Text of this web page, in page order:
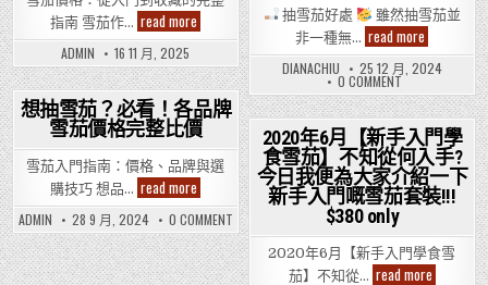
指南 雪茄作… read more
茄
價
格
ADMIN 16 11 月, 2025
抽雪茄好處
雖然抽雪茄並
非一種無… read more
雪
茄
的
壞
處|
抽
雪
茄
會
上
癮
嗎|
茄
怎
麼
抽|
DIANACHIU 25 12 月, 2024
0 COMMENTON
抽
雪
茄
的
壞
處|
抽
雪
茄
會
癮
嗎|
雪
茄
Posted
in
想抽雪茄？必看！各品牌
雪茄價格完整比價
雪茄入門指南：價格、品牌與選
購技巧 想品… read more
抽
雪
茄？
必
看！
各
ADMIN 28 9 月, 2024 0 COMMENTON
想
抽
雪
茄？
Posted
in
2020年6月【新手入門學
食雪茄】不知從何入手?
今日我便為大家介紹一下
新手入門嘅雪茄套裝!!!
$380 only
2020年6月【新手入門學食雪
茄】不知從… read more2020